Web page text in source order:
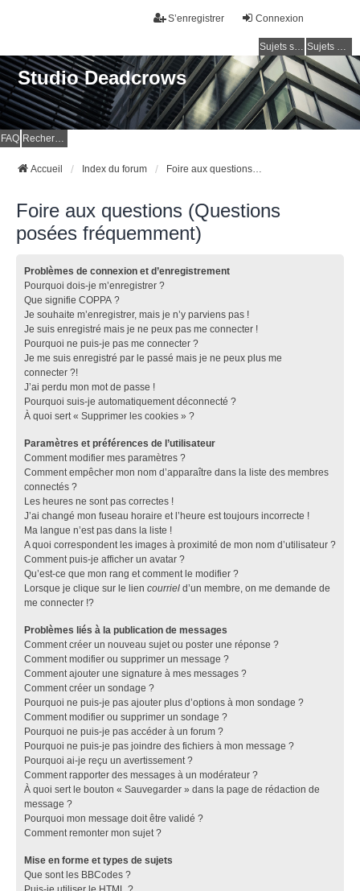
Connexion
S’enregistrer
Sujets sans réponse Sujets actifs
Studio Deadcrows
FAQ Rechercher
Accueil Index du forum Foire aux questions (Questions posées fréquemment)
Foire aux questions (Questions
posées fréquemment)
Problèmes de connexion et d’enregistrement
Pourquoi dois-je m’enregistrer ?
Que signifie COPPA ?
Je souhaite m’enregistrer, mais je n’y parviens pas !
Je suis enregistré mais je ne peux pas me connecter !
Pourquoi ne puis-je pas me connecter ?
Je me suis enregistré par le passé mais je ne peux plus me
connecter ?!
J’ai perdu mon mot de passe !
Pourquoi suis-je automatiquement déconnecté ?
À quoi sert « Supprimer les cookies » ?
Paramètres et préférences de l’utilisateur
Comment modifier mes paramètres ?
Comment empêcher mon nom d’apparaître dans la liste des membres
connectés ?
Les heures ne sont pas correctes !
J’ai changé mon fuseau horaire et l’heure est toujours incorrecte !
Ma langue n’est pas dans la liste !
A quoi correspondent les images à proximité de mon nom d’utilisateur ?
Comment puis-je afficher un avatar ?
Qu’est-ce que mon rang et comment le modifier ?
Lorsque je clique sur le lien courriel d’un membre, on me demande de
me connecter !?
Problèmes liés à la publication de messages
Comment créer un nouveau sujet ou poster une réponse ?
Comment modifier ou supprimer un message ?
Comment ajouter une signature à mes messages ?
Comment créer un sondage ?
Pourquoi ne puis-je pas ajouter plus d’options à mon sondage ?
Comment modifier ou supprimer un sondage ?
Pourquoi ne puis-je pas accéder à un forum ?
Pourquoi ne puis-je pas joindre des fichiers à mon message ?
Pourquoi ai-je reçu un avertissement ?
Comment rapporter des messages à un modérateur ?
À quoi sert le bouton « Sauvegarder » dans la page de rédaction de
message ?
Pourquoi mon message doit être validé ?
Comment remonter mon sujet ?
Mise en forme et types de sujets
Que sont les BBCodes ?